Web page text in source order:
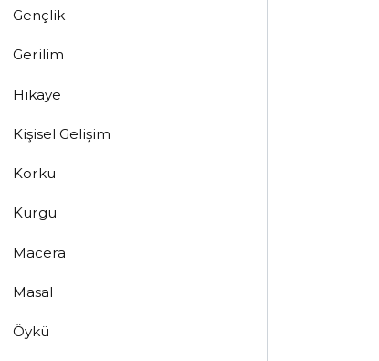
Gençlik
Gerilim
Hikaye
Kişisel Gelişim
Korku
Kurgu
Macera
Masal
Öykü